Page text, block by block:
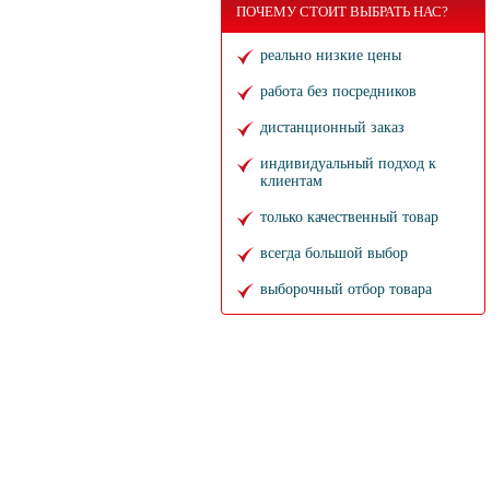
ПОЧЕМУ СТОИТ ВЫБРАТЬ НАС?
реально низкие цены
работа без посредников
дистанционный заказ
индивидуальный подход к
клиентам
только качественный товар
всегда большой выбор
выборочный отбор товара